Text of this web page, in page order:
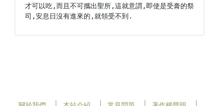
才可以吃,而且不可攜出聖所,這就意謂,即使是受膏的祭
司,安息日沒有進來的,就領受不到.